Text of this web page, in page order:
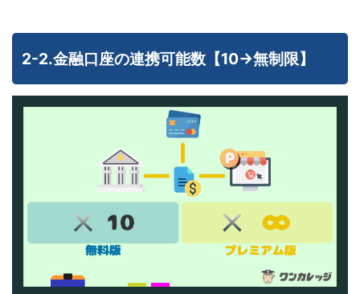
2-2.金融口座の連携可能数【10→無制限】